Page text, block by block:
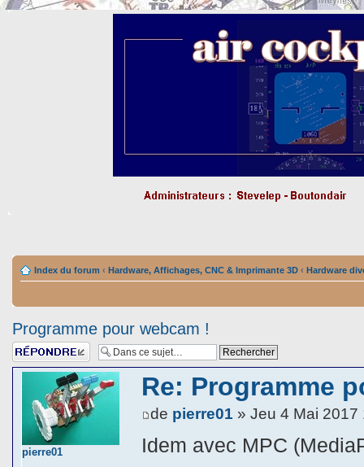
Index du forum ‹ Hardware, Affichages, CNC & Imprimante 3D ‹ Hardware
Programme pour webcam !
Répondre
Re: Programme
de pierre01 » Jeu 4 Mai 2017
Idem avec MPC
pierre01